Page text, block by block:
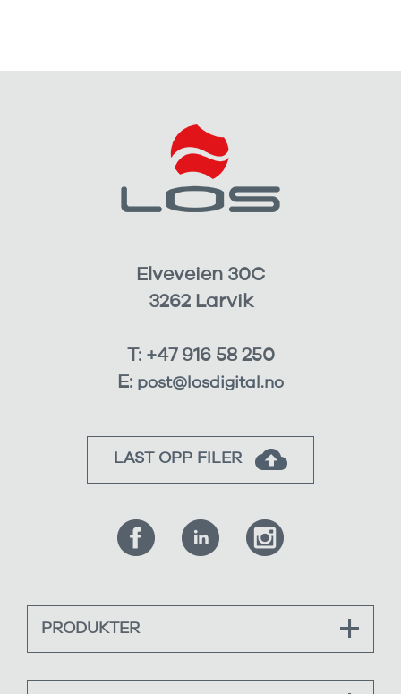
Elveveien 30C
3262 Larvik
T: +47 916 58 250
E: post@losdigital.no
LAST OPP FILER
PRODUKTER